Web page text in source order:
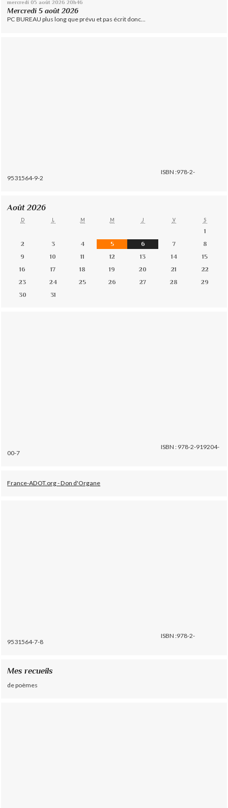
mercredi 05 août 2026 20h46
Mercredi 5 août 2026
PC BUREAU plus long que prévu et pas écrit donc...
ISBN :978-2-
9531564-9-2
Août 2026
D L M M J V S
1
2
3 4 5 6 7
8
9
10 11 12 13 14
15
16
17 18 19 20 21
22
23
24 25 26 27 28
29
30
31
ISBN : 978-2-919204-
00-7
France-ADOT.org - Don d'Organe
ISBN :978-2-
9531564-7-8
Mes recueils
de poèmes